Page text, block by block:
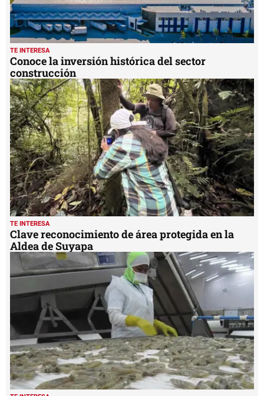
TE INTERESA
Conoce la inversión histórica del sector
construcción
TE INTERESA
Clave reconocimiento de área protegida en la
Aldea de Suyapa